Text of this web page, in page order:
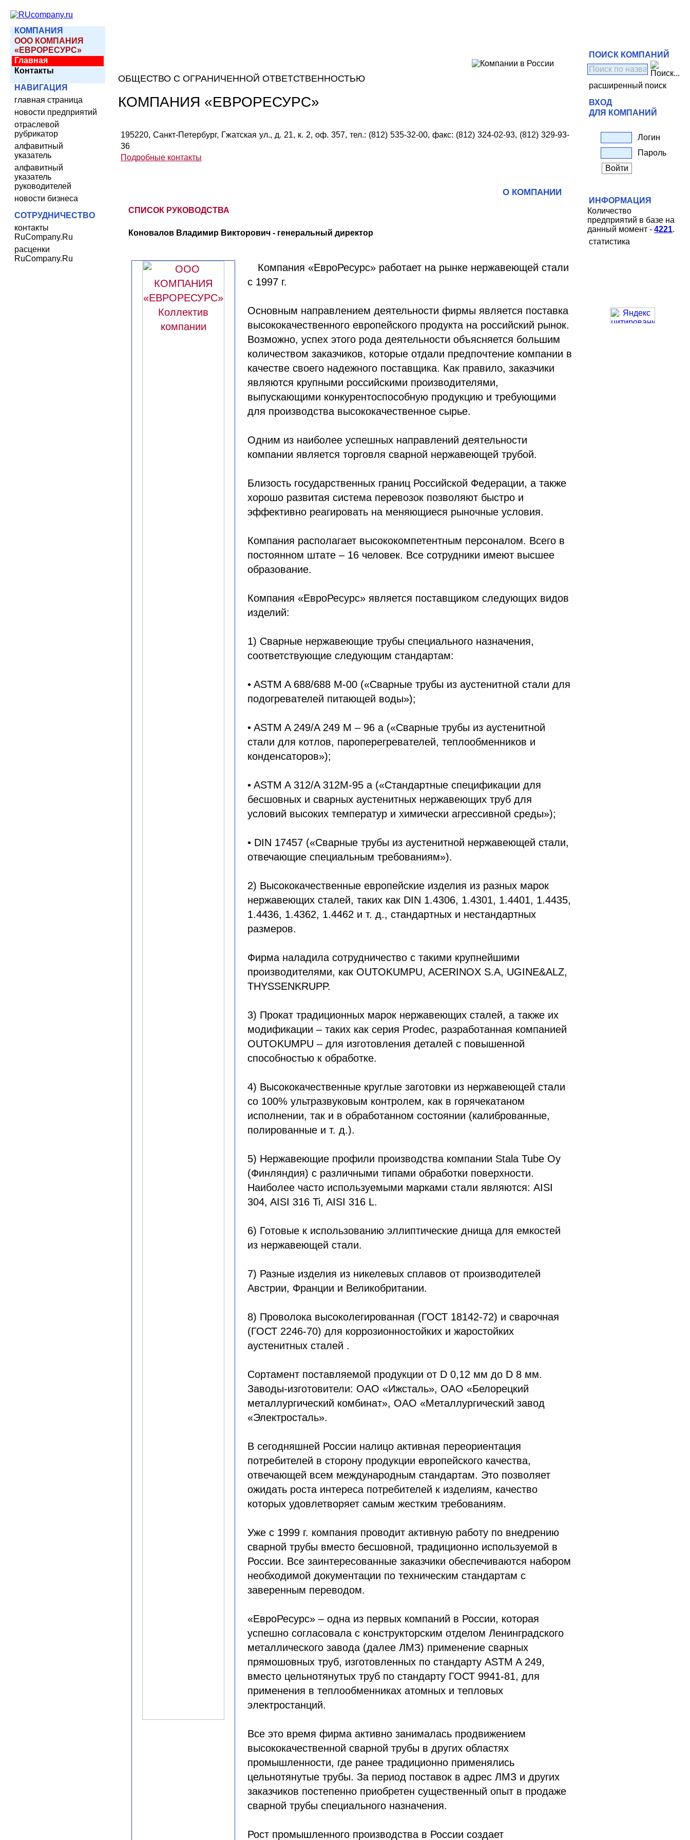
КОМПАНИЯ
ООО КОМПАНИЯ
«ЕВРОРЕСУРС»
Главная
Контакты
НАВИГАЦИЯ
главная страница
новости предприятий
отраслевой
рубрикатор
алфавитный
указатель
алфавитный
указатель
руководителей
новости бизнеса
СОТРУДНИЧЕСТВО
контакты
RuCompany.Ru
расценки
RuCompany.Ru
ОБЩЕСТВО С ОГРАНИЧЕННОЙ ОТВЕТСТВЕННОСТЬЮ
КОМПАНИЯ «ЕВРОРЕСУРС»
195220, Санкт-Петербург, Гжатская ул., д. 21, к. 2, оф. 357, тел.: (812) 535-32-00, факс: (812) 324-02-93, (812) 329-93-
36
Подробные контакты
О КОМПАНИИ
СПИСОК РУКОВОДСТВА
Коновалов Владимир Викторович - генеральный директор
Компания «ЕвроРесурс» работает на рынке нержавеющей стали
с 1997 г.
Основным направлением деятельности фирмы является поставка
высококачественного европейского продукта на российский рынок.
Возможно, успех этого рода деятельности объясняется большим
количеством заказчиков, которые отдали предпочтение компании в
качестве своего надежного поставщика. Как правило, заказчики
являются крупными российскими производителями,
выпускающими конкурентоспособную продукцию и требующими
для производства высококачественное сырье.
Одним из наиболее успешных направлений деятельности
компании является торговля сварной нержавеющей трубой.
Близость государственных границ Российской Федерации, а также
хорошо развитая система перевозок позволяют быстро и
эффективно реагировать на меняющиеся рыночные условия.
Компания располагает высококомпетентным персоналом. Всего в
постоянном штате – 16 человек. Все сотрудники имеют высшее
образование.
Компания «ЕвроРесурс» является поставщиком следующих видов
изделий:
1) Сварные нержавеющие трубы специального назначения,
соответствующие следующим стандартам:
• ASTM A 688/688 M-00 («Сварные трубы из аустенитной стали для
подогревателей питающей воды»);
• ASTM A 249/A 249 M – 96 a («Сварные трубы из аустенитной
стали для котлов, пароперегревателей, теплообменников и
конденсаторов»);
• ASTM A 312/A 312M-95 а («Cтандартные спецификации для
бесшовных и сварных аустенитных нержавеющих труб для
условий высоких температур и химически агрессивной среды»);
• DIN 17457 («Cварные трубы из аустенитной нержавеющей стали,
отвечающие специальным требованиям»).
2) Высококачественные европейские изделия из разных марок
нержавеющих сталей, таких как DIN 1.4306, 1.4301, 1.4401, 1.4435,
1.4436, 1.4362, 1.4462 и т. д., стандартных и нестандартных
размеров.
Фирма наладила сотрудничество с такими крупнейшими
производителями, как OUTOKUMPU, ACERINOX S.A, UGINE&ALZ,
THYSSENKRUPP.
3) Прокат традиционных марок нержавеющих сталей, а также их
модификации – таких как серия Prodec, разработанная компанией
OUTOKUMPU – для изготовления деталей с повышенной
способностью к обработке.
4) Высококачественные круглые заготовки из нержавеющей стали
со 100% ультразвуковым контролем, как в горячекатаном
исполнении, так и в обработанном состоянии (калиброванные,
полированные и т. д.).
5) Нержавеющие профили производства компании Stala Tube Oy
(Финляндия) с различными типами обработки поверхности.
Наиболее часто используемыми марками стали являются: AISI
304, AISI 316 Ti, AISI 316 L.
6) Готовые к использованию эллиптические днища для емкостей
из нержавеющей стали.
7) Разные изделия из никелевых сплавов от производителей
Австрии, Франции и Великобритании.
8) Проволока высоколегированная (ГОСТ 18142-72) и сварочная
(ГОСТ 2246-70) для коррозионностойких и жаростойких
аустенитных сталей .
Сортамент поставляемой продукции от D 0,12 мм до D 8 мм.
Заводы-изготовители: ОАО «Ижсталь», ОАО «Белорецкий
металлургический комбинат», ОАО «Металлургический завод
«Электросталь».
В сегодняшней России налицо активная переориентация
потребителей в сторону продукции европейского качества,
отвечающей всем международным стандартам. Это позволяет
ожидать роста интереса потребителей к изделиям, качество
которых удовлетворяет самым жестким требованиям.
Уже с 1999 г. компания проводит активную работу по внедрению
сварной трубы вместо бесшовной, традиционно используемой в
России. Все заинтересованные заказчики обеспечиваются набором
необходимой документации по техническим стандартам с
заверенным переводом.
«ЕвроРесурс» – одна из первых компаний в России, которая
успешно согласовала с конструкторским отделом Ленинградского
металлического завода (далее ЛМЗ) применение сварных
прямошовных труб, изготовленных по стандарту ASTM A 249,
вместо цельнотянутых труб по стандарту ГОСТ 9941-81, для
применения в теплообменниках атомных и тепловых
электростанций.
Все это время фирма активно занималась продвижением
высококачественной сварной трубы в других областях
промышленности, где ранее традиционно применялись
цельнотянутые трубы. За период поставок в адрес ЛМЗ и других
заказчиков постепенно приобретен существенный опыт в продаже
сварной трубы специального назначения.
Рост промышленного производства в России создает
ПОИСК КОМПАНИЙ
расширенный поиск
ВХОД
ДЛЯ КОМПАНИЙ
Логин
Пароль
ИНФОРМАЦИЯ
Количество
предприятий в базе на
данный момент - 4221.
статистика